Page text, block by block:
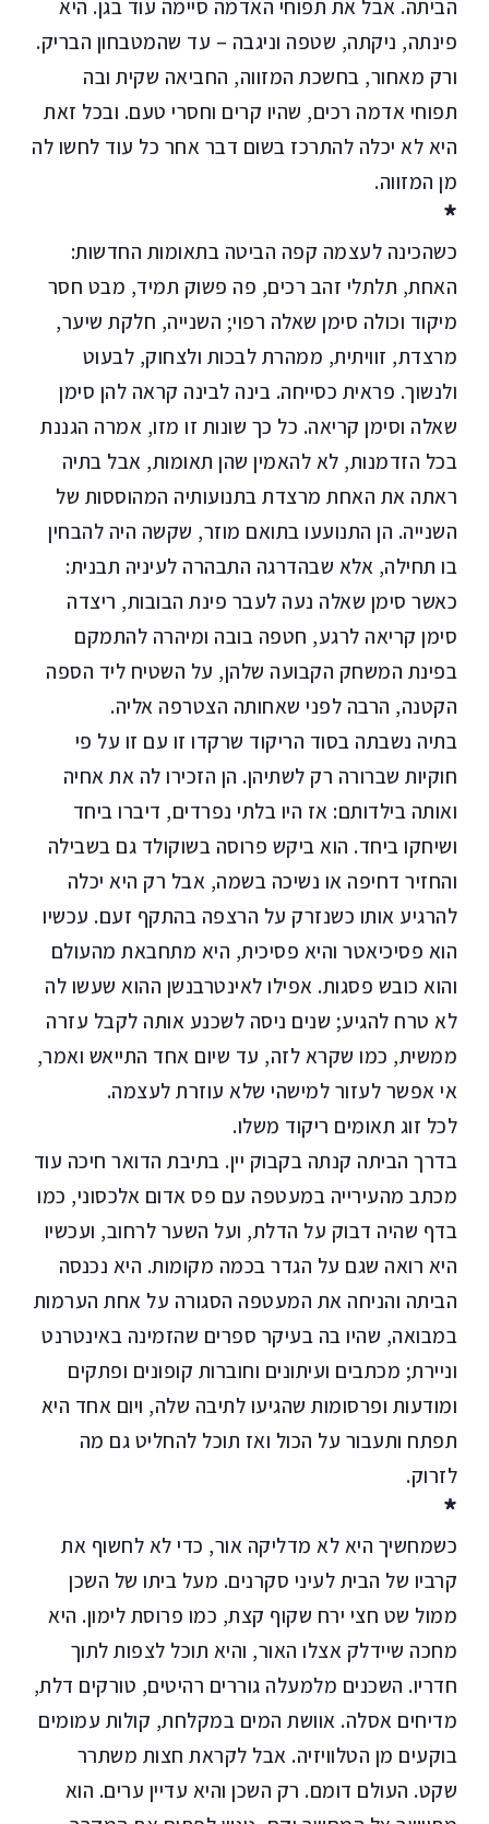
הביתה. אבל את תפוחי האדמה סיימה עוד בגן. היא
פינתה, ניקתה, שטפה וניגבה – עד שהמטבחון הבריק.
ורק מאחור, בחשכת המזווה, החביאה שקית ובה
תפוחי אדמה רכים, שהיו קרים וחסרי טעם. ובכל זאת
היא לא יכלה להתרכז בשום דבר אחר כל עוד לחשו לה
מן המזווה.
*
כשהכינה לעצמה קפה הביטה בתאומות החדשות:
האחת, תלתלי זהב רכים, פה פשוק תמיד, מבט חסר
מיקוד וכולה סימן שאלה רפוי; השנייה, חלקת שיער,
מרצדת, זוויתית, ממהרת לבכות ולצחוק, לבעוט
ולנשוך. פראית כסייחה. בינה לבינה קראה להן סימן
שאלה וסימן קריאה. כל כך שונות זו מזו, אמרה הגננת
בכל הזדמנות, לא להאמין שהן תאומות, אבל בתיה
ראתה את האחת מרצדת בתנועותיה המהוססות של
השנייה. הן התנועעו בתואם מוזר, שקשה היה להבחין
בו תחילה, אלא שבהדרגה התבהרה לעיניה תבנית:
כאשר סימן שאלה נעה לעבר פינת הבובות, ריצדה
סימן קריאה לרגע, חטפה בובה ומיהרה להתמקם
בפינת המשחק הקבועה שלהן, על השטיח ליד הספה
הקטנה, הרבה לפני שאחותה הצטרפה אליה.
בתיה נשבתה בסוד הריקוד שרקדו זו עם זו על פי
חוקיות שברורה רק לשתיהן. הן הזכירו לה את אחיה
ואותה בילדותם: אז היו בלתי נפרדים, דיברו ביחד
ושיחקו ביחד. הוא ביקש פרוסה בשוקולד גם בשבילה
והחזיר דחיפה או נשיכה בשמה, אבל רק היא יכלה
להרגיע אותו כשנזרק על הרצפה בהתקף זעם. עכשיו
הוא פסיכיאטר והיא פסיכית, היא מתחבאת מהעולם
והוא כובש פסגות. אפילו לאינטרבנשן ההוא שעשו לה
לא טרח להגיע; שנים ניסה לשכנע אותה לקבל עזרה
ממשית, כמו שקרא לזה, עד שיום אחד התייאש ואמר,
אי אפשר לעזור למישהי שלא עוזרת לעצמה.
לכל זוג תאומים ריקוד משלו.
בדרך הביתה קנתה בקבוק יין. בתיבת הדואר חיכה עוד
מכתב מהעירייה במעטפה עם פס אדום אלכסוני, כמו
בדף שהיה דבוק על הדלת, ועל השער לרחוב, ועכשיו
היא רואה שגם על הגדר בכמה מקומות. היא נכנסה
הביתה והניחה את המעטפה הסגורה על אחת הערמות
במבואה, שהיו בה בעיקר ספרים שהזמינה באינטרנט
וניירת; מכתבים ועיתונים וחוברות קופונים ופתקים
ומודעות ופרסומות שהגיעו לתיבה שלה, ויום אחד היא
תפתח ותעבור על הכול ואז תוכל להחליט גם מה
לזרוק.
*
כשמחשיך היא לא מדליקה אור, כדי לא לחשוף את
קרביו של הבית לעיני סקרנים. מעל ביתו של השכן
ממול שט חצי ירח שקוף קצת, כמו פרוסת לימון. היא
מחכה שיידלק אצלו האור, והיא תוכל לצפות לתוך
חדריו. השכנים מלמעלה גוררים רהיטים, טורקים דלת,
מדיחים אסלה. אוושת המים במקלחת, קולות עמומים
בוקעים מן הטלוויזיה. אבל לקראת חצות משתרר
שקט. העולם דומם. רק השכן והיא עדיין ערים. הוא